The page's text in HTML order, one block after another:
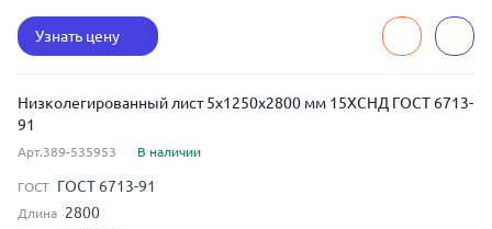
Узнать цену
Низколегированный лист 5x1250x2800 мм 15ХСНД ГОСТ 6713-
91
Арт.389-535953 В наличии
ГОСТ ГОСТ 6713-91
Длина 2800